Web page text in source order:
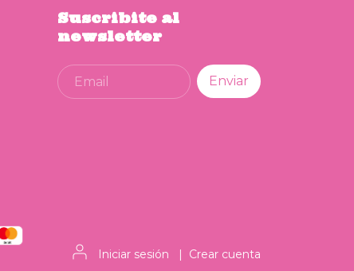
Suscribite al
newsletter
Iniciar sesión | Crear cuenta